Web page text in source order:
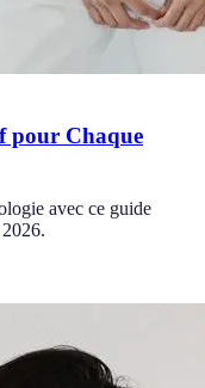
pour Chaque
avec ce guide